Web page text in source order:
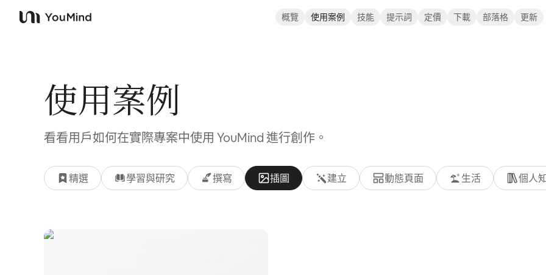
YouMind
概覽 使用案例 技能 提示詞 定價 下載 部落格 更新
使用案例
看看用戶如何在實際專案中使用 YouMind 進行創作。
精選 學習與研究 撰寫 插圖 建立 動態頁面 生活 個人
使用案例